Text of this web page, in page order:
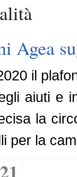
Agea
il
aiuti e
la
per la